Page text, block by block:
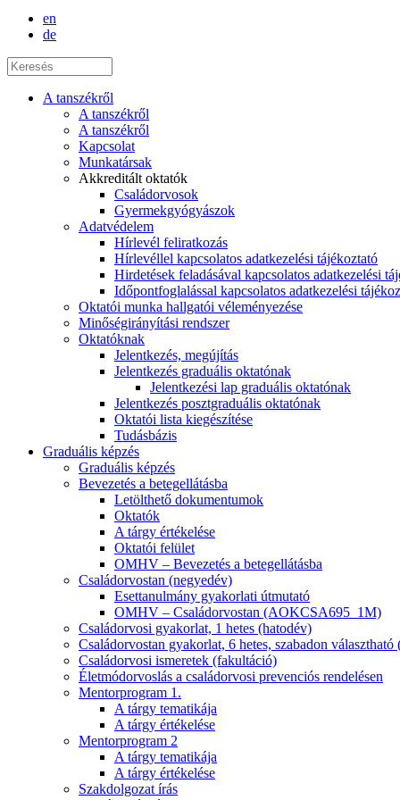
en
de
A tanszékről
A tanszékről
A tanszékről
Kapcsolat
Munkatársak
Akkreditált oktatók
Családorvosok
Gyermekgyógyászok
Adatvédelem
Hírlevél feliratkozás
Hírlevéllel kapcsolatos adatkezelési tájékoztató
Hirdetések feladásával kapcsolatos adatkezelési
Időpontfoglalással kapcsolatos adatkezelési
Oktatói munka hallgatói véleményezése
Minőségirányítási rendszer
Oktatóknak
Jelentkezés, megújítás
Jelentkezés graduális oktatónak
Jelentkezési lap graduális oktatónak
Jelentkezés posztgraduális oktatónak
Oktatói lista kiegészítése
Tudásbázis
Graduális képzés
Graduális képzés
Bevezetés a betegellátásba
Letölthető dokumentumok
Oktatók
A tárgy értékelése
Oktatói felület
OMHV – Bevezetés a betegellátásba
Családorvostan (negyedév)
Esettanulmány gyakorlati útmutató
OMHV – Családorvostan (AOKCSA695_1M)
Családorvosi gyakorlat, 1 hetes (hatodév)
Családorvostan gyakorlat, 6 hetes, szabadon választható
Családorvosi ismeretek (fakultáció)
Életmódorvoslás a családorvosi prevenciós rendelésen
Mentorprogram 1.
A tárgy tematikája
A tárgy értékelése
Mentorprogram 2
A tárgy tematikája
A tárgy értékelése
Szakdolgozat írás